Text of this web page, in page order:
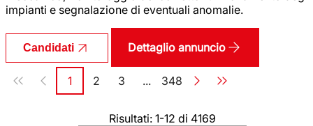
impianti e segnalazione di eventuali anomalie.
Candidati Dettaglio annuncio
Paginazione
Pagina
1 Pagina
2 Pagina
3 ... Pagina
348
Risultati: 1-12 di 4169